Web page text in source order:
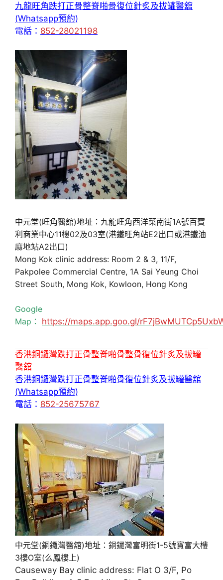
九龍旺角跌打正骨整脊啪骨復位針炙及拔罐醫舘
(Whatsapp預約)
電話： 852-28021198
中元堂(旺角醫舘)地址：九龍旺角西洋菜南街1A號百寶
利商業中心11樓02及03室(港鐵旺角站E2出口或港鐵油
麻地站A2出口)
Mong Kok clinic address: Room 2 & 3, 11/F,
Pakpolee Commercial Centre, 1A Sai Yeung Choi
Street South, Mong Kok, Kowloon, Hong Kong
Google
Map： https://maps.app.goo.gl/
香港銅鑼灣跌打正骨整脊啪骨整骨復位針炙及拔罐
醫舘
香港銅鑼灣跌打正骨整脊啪骨復位針炙及拔罐醫舘
(Whatsapp預約)
電話： 852-25675767
中元堂(銅鑼灣醫舘)地址：銅鑼灣富明街1-5號寶富大樓
3樓O室(么鳳樓上)
Causeway Bay clinic address: Flat O 3/F, Po